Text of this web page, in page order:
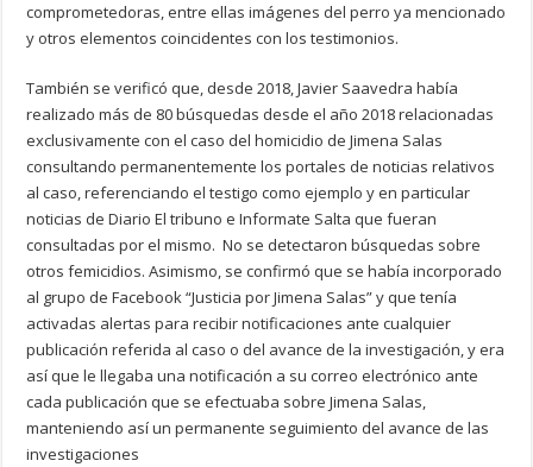
comprometedoras, entre ellas imágenes del perro ya mencionado
y otros elementos coincidentes con los testimonios.
También se verificó que, desde 2018, Javier Saavedra había
realizado más de 80 búsquedas desde el año 2018 relacionadas
exclusivamente con el caso del homicidio de Jimena Salas
consultando permanentemente los portales de noticias relativos
al caso, referenciando el testigo como ejemplo y en particular
noticias de Diario El tribuno e Informate Salta que fueran
consultadas por el mismo. No se detectaron búsquedas sobre
otros femicidios. Asimismo, se confirmó que se había incorporado
al grupo de Facebook “Justicia por Jimena Salas” y que tenía
activadas alertas para recibir notificaciones ante cualquier
publicación referida al caso o del avance de la investigación, y era
así que le llegaba una notificación a su correo electrónico ante
cada publicación que se efectuaba sobre Jimena Salas,
manteniendo así un permanente seguimiento del avance de las
investigaciones